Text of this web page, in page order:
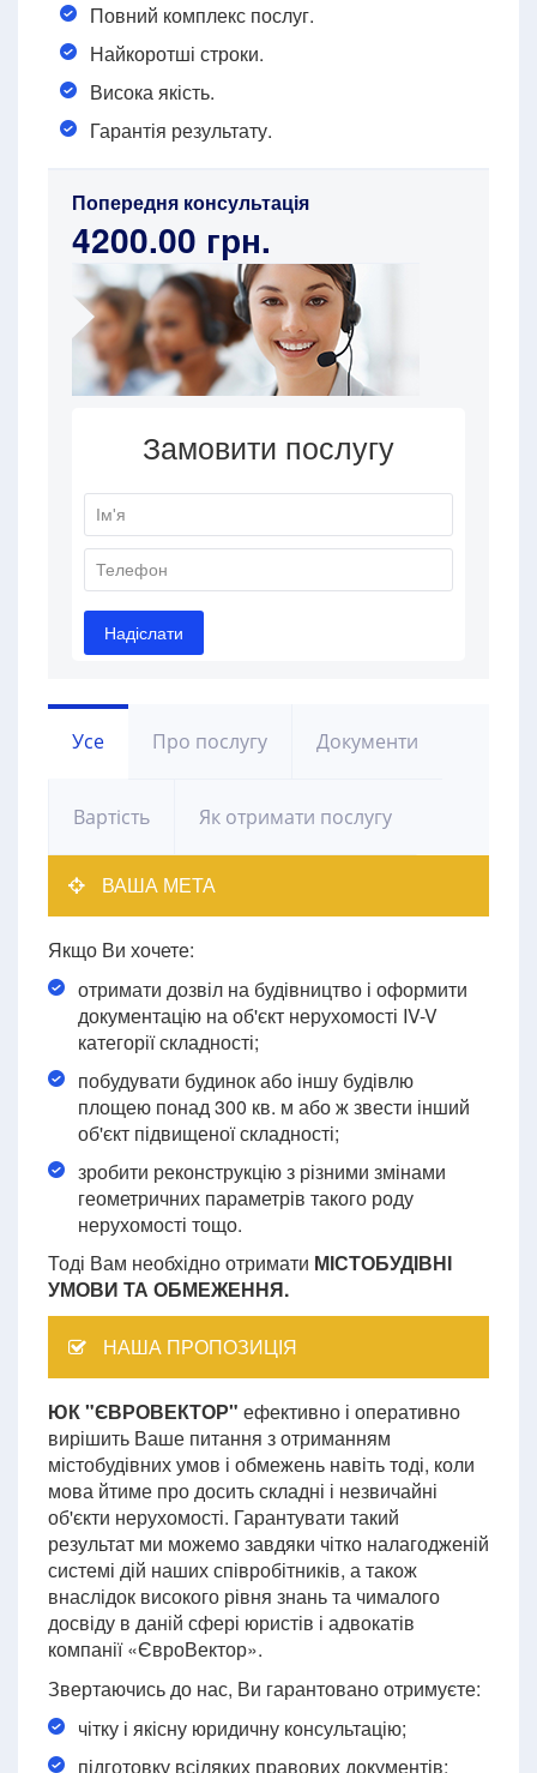
Повний комплекс послуг.
Найкоротші строки.
Висока якість.
Гарантія результату.
Попередня консультація
4200.00 грн.
Усе Про послугу Документи
Вартість Як отримати послугу
ВАША МЕТА
Якщо Ви хочете:
отримати дозвіл на будівництво і оформити
документацію на об'єкт нерухомості IV-V
категорії складності;
побудувати будинок або іншу будівлю
площею понад 300 кв. м або ж звести інший
об'єкт підвищеної складності;
зробити реконструкцію з різними змінами
геометричних параметрів такого роду
нерухомості тощо.
Тоді Вам необхідно отримати МІСТОБУДІВНІ
УМОВИ ТА ОБМЕЖЕННЯ.
НАША ПРОПОЗИЦІЯ
ЮК "ЄВРОВЕКТОР" ефективно і оперативно
вирішить Ваше питання з отриманням
містобудівних умов і обмежень навіть тоді, коли
мова йтиме про досить складні і незвичайні
об'єкти нерухомості. Гарантувати такий
результат ми можемо завдяки чітко налагодженій
системі дій наших співробітників, а також
внаслідок високого рівня знань та чималого
досвіду в даній сфері юристів і адвокатів
компанії «ЄвроВектор».
Звертаючись до нас, Ви гарантовано отримуєте:
чітку і якісну юридичну консультацію;
підготовку всіляких правових документів;